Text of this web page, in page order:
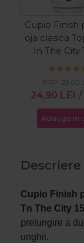
Cupio Finish
oja clasica
In The City
24,90 LEI
PRP: 29,00
Adauga in
Descriere
Cupio Finish
Tn The City
prelungire a
unghii.